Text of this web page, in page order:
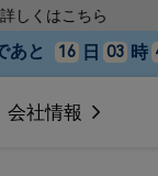
くはこちら
あと 16 日 03 時
会社情報